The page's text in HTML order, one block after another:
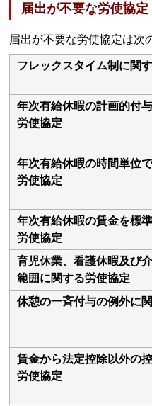
届出が不要な労使協定
届出が不要な労使協定は次
フレックスタイム制に関
年次有給休暇の計画的付
労使協定
年次有給休暇の時間単位
労使協定
年次有給休暇の賃金を標
労使協定
育児休業、看護休暇及び
範囲に関する労使協定
休憩の一斉付与の例外に
賃金から法定控除以外の
労使協定